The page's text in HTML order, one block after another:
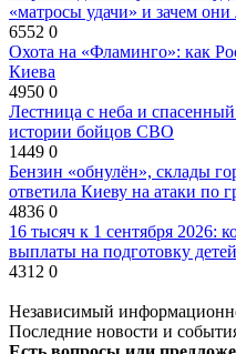
«матросы удачи» и зачем они
6552 0
Охота на «Фламинго»: как
Киева
4950 0
Лестница с неба и
истории бойцов СВО
1449 0
Бензин «обнулён», склады
ответила Киеву на атаки по
4836 0
16 тысяч к 1 сентября 2026:
выплаты на подготовку
4312 0
Независимый
Последние новости и